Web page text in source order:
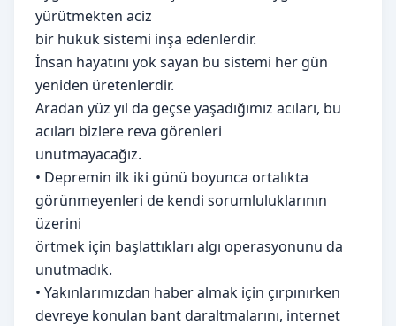
yürütmekten aciz
bir hukuk sistemi inşa edenlerdir.
İnsan hayatını yok sayan bu sistemi her gün
yeniden üretenlerdir.
Aradan yüz yıl da geçse yaşadığımız acıları, bu
acıları bizlere reva görenleri
unutmayacağız.
• Depremin ilk iki günü boyunca ortalıkta
görünmeyenleri de kendi sorumluluklarının
üzerini
örtmek için başlattıkları algı operasyonunu da
unutmadık.
• Yakınlarımızdan haber almak için çırpınırken
devreye konulan bant daraltmalarını, internet